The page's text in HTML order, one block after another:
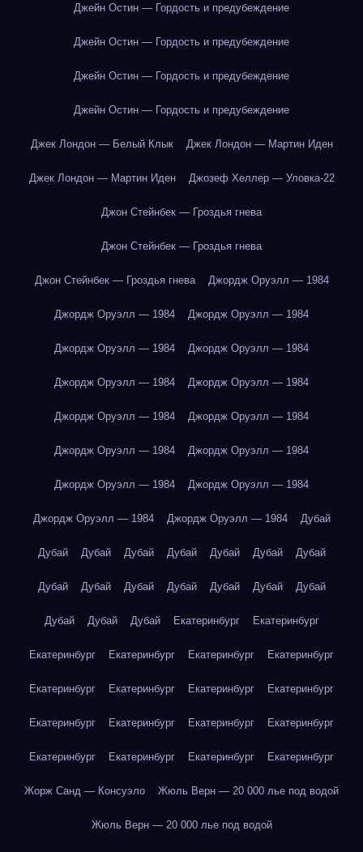
Джейн Остин — Гордость и предубеждение
Джейн Остин — Гордость и предубеждение
Джейн Остин — Гордость и предубеждение
Джейн Остин — Гордость и предубеждение
Джек Лондон — Белый Клык Джек Лондон — Мартин Иден
Джек Лондон — Мартин Иден Джозеф Хеллер — Уловка-22
Джон Стейнбек — Гроздья гнева
Джон Стейнбек — Гроздья гнева
Джон Стейнбек — Гроздья гнева Джордж Оруэлл — 1984
Джордж Оруэлл — 1984 Джордж Оруэлл — 1984
Джордж Оруэлл — 1984 Джордж Оруэлл — 1984
Джордж Оруэлл — 1984 Джордж Оруэлл — 1984
Джордж Оруэлл — 1984 Джордж Оруэлл — 1984
Джордж Оруэлл — 1984 Джордж Оруэлл — 1984
Джордж Оруэлл — 1984 Джордж Оруэлл — 1984
Джордж Оруэлл — 1984 Джордж Оруэлл — 1984 Дубай
Дубай Дубай Дубай Дубай Дубай Дубай Дубай
Дубай Дубай Дубай Дубай Дубай Дубай Дубай
Дубай Дубай Дубай Екатеринбург Екатеринбург
Екатеринбург Екатеринбург Екатеринбург Екатеринбург
Екатеринбург Екатеринбург Екатеринбург Екатеринбург
Екатеринбург Екатеринбург Екатеринбург Екатеринбург
Екатеринбург Екатеринбург Екатеринбург Екатеринбург
Жорж Санд — Консуэло Жюль Верн — 20 000 лье под водой
Жюль Верн — 20 000 лье под водой